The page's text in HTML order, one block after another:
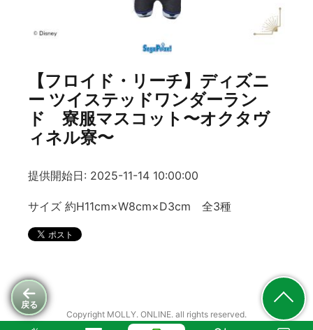
戻る
【フロイド・リーチ】ディズニ
ー ツイステッドワンダーラン
ド 寮服マスコット〜オクタヴ
ィネル寮〜
提供開始日: 2025-11-14 10:00:00
サイズ 約H11cm×W8cm×D3cm 全3種
Copyright MOLLY. ONLINE. all rights reserved.